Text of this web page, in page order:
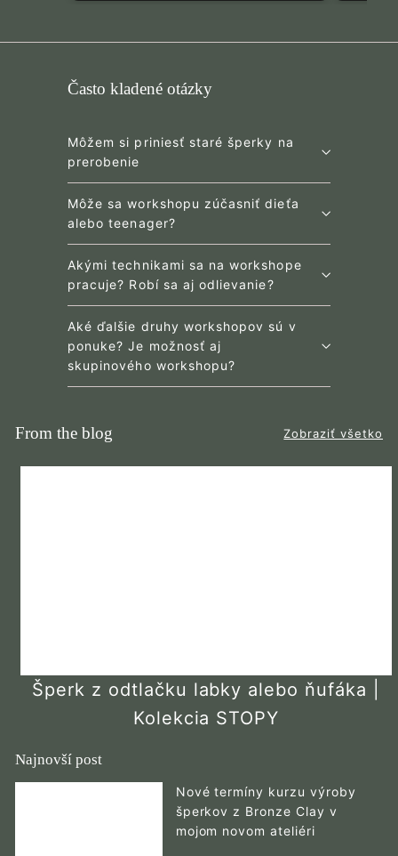
(Accepts .gif, .jpg, .png and 5MB limit)
Cancel
Často kladené otázky
Môžem si priniesť staré šperky na
prerobenie
Môže sa workshopu zúčasniť dieťa
alebo teenager?
Akými technikami sa na workshope
pracuje? Robí sa aj odlievanie?
Aké ďalšie druhy workshopov sú v
ponuke? Je možnosť aj
skupinového workshopu?
From the blog Zobraziť všetko
Šperk z odtlačku labky alebo ňufáka |
Kolekcia STOPY
Najnovší post
Nové termíny kurzu výroby
šperkov z Bronze Clay v
mojom novom ateliéri